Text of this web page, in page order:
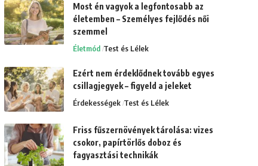
Most én vagyok a legfontosabb az
életemben – Személyes fejlődés női
szemmel
Életmód Test és Lélek
Ezért nem érdeklődnek tovább egyes
csillagjegyek – figyeld a jeleket
Érdekességek Test és Lélek
Friss fűszernövények tárolása: vizes
csokor, papírtörlős doboz és
fagyasztási technikák